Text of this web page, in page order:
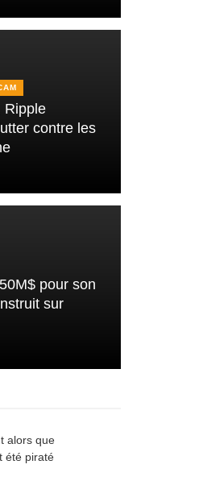
Ripple
contre les
pour son
sur
alors que
été piraté